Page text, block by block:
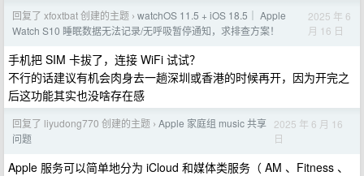
回复了 xfoxtbat 创建的主题 › watchOS 11.5 + iOS 18.5｜ Apple
Watch S10 睡眠数据无法记录/无呼吸暂停通知，求排查方案！
2025 年 6
月 16 日
手机把 SIM 卡拔了，连接 WiFi 试试？
不行的话建议有机会肉身去一趟深圳或香港的时候再开，因为开完之
后这功能其实也没啥存在感
回复了 liyudong770 创建的主题 › Apple 家庭组 music 共享
问题
2025 年 6 月 16
日
Apple 服务可以简单地分为 iCloud 和媒体类服务（ AM 、Fitness 、